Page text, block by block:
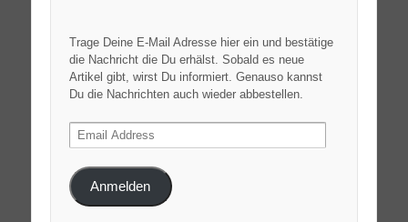
Trage Deine E-Mail Adresse hier ein und bestätige
die Nachricht die Du erhälst. Sobald es neue
Artikel gibt, wirst Du informiert. Genauso kannst
Du die Nachrichten auch wieder abbestellen.
Email
Address
Anmelden